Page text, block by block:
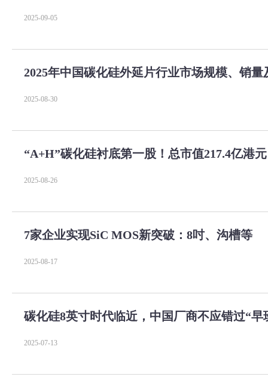
2025-09-05
2025年中国碳化硅外延片行业市场规模、销
2025-08-30
“A+H”碳化硅衬底第一股！总市值217.4亿港
2025-08-26
7家企业实现SiC MOS新突破：8吋、沟槽等
2025-08-17
碳化硅8英寸时代临近，中国厂商不应错过“早
2025-07-13